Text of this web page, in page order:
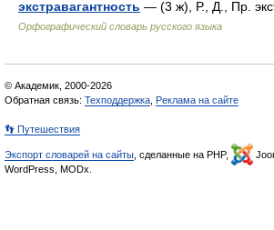
экстравагантность — (3 ж), Р., Д., Пр.
Орфографический словарь русского языка
© Академик, 2000-2026
Обратная связь: Техподдержка Реклама на сайте
👣 Путешествия
Экспорт словарей на сайты , сделанные на PHP,
WordPress, MODx.